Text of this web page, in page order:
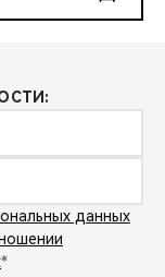
данных
*